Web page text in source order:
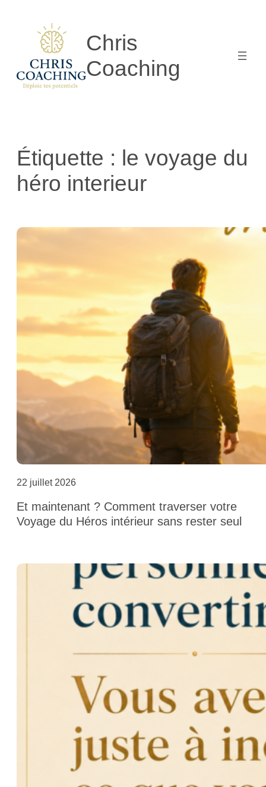
Chris
Coaching
Étiquette : le voyage du
héro interieur
22 juillet 2026
Et maintenant ? Comment traverser votre
Voyage du Héros intérieur sans rester seul